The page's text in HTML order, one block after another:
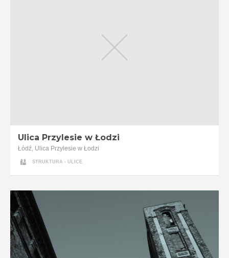
Ulica Przylesie w Łodzi
Łódź, Ulica Przylesie w Łodzi
STRUKTURA - ULICE